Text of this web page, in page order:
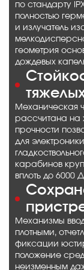
по стандарту
полностью
и излучатель
геометрия
дождевых
Механическая
рассчитана на
прочности
для
карабинов
вплоть до 6000
Механизмы
плотными,
фиксации
положение
неизменным